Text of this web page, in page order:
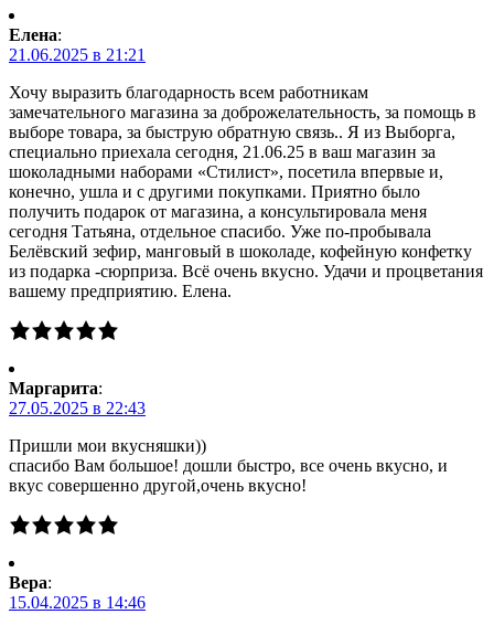
Елена:
21.06.2025 в 21:21
Хочу выразить благодарность всем работникам
замечательного магазина за доброжелательность, за помощь в
выборе товара, за быструю обратную связь.. Я из Выборга,
специально приехала сегодня, 21.06.25 в ваш магазин за
шоколадными наборами «Стилист», посетила впервые и,
конечно, ушла и с другими покупками. Приятно было
получить подарок от магазина, а консультировала меня
сегодня Татьяна, отдельное спасибо. Уже по-пробывала
Белёвский зефир, манговый в шоколаде, кофейную конфетку
из подарка -сюрприза. Всё очень вкусно. Удачи и процветания
вашему предприятию. Елена.
Маргарита:
27.05.2025 в 22:43
Пришли мои вкусняшки))
спасибо Вам большое! дошли быстро, все очень вкусно, и
вкус совершенно другой,очень вкусно!
Вера:
15.04.2025 в 14:46